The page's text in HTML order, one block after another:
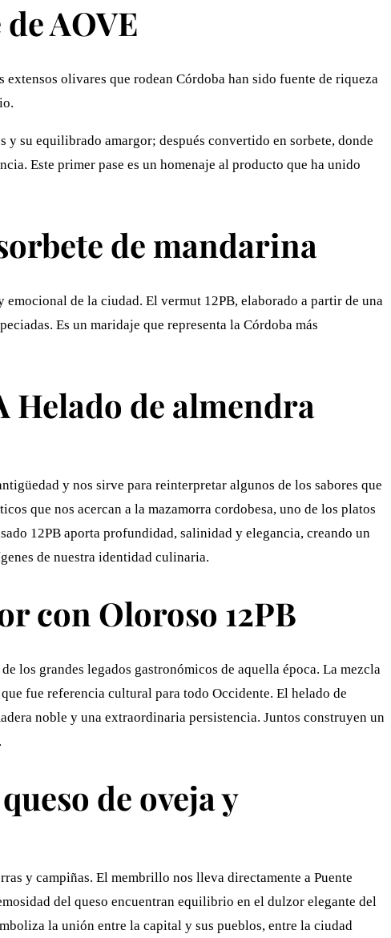
AOVE
olivares que rodean Córdoba han sido fuente de riqueza
y su equilibrado amargor; después convertido en sorbete, donde
Este primer pase es un homenaje al producto que ha unido
de mandarina
de la ciudad. El vermut 12PB, elaborado a partir de una
Es un maridaje que representa la Córdoba más
Helado de almendra
y nos sirve para reinterpretar algunos de los sabores que
que nos acercan a la mazamorra cordobesa, uno de los platos
12PB aporta profundidad, salinidad y elegancia, creando un
de nuestra identidad culinaria.
con Oloroso 12PB
los grandes legados gastronómicos de aquella época. La mezcla
fue referencia cultural para todo Occidente. El helado de
noble y una extraordinaria persistencia. Juntos construyen un
de oveja y
y campiñas. El membrillo nos lleva directamente a Puente
del queso encuentran equilibrio en el dulzor elegante del
la unión entre la capital y sus pueblos, entre la ciudad